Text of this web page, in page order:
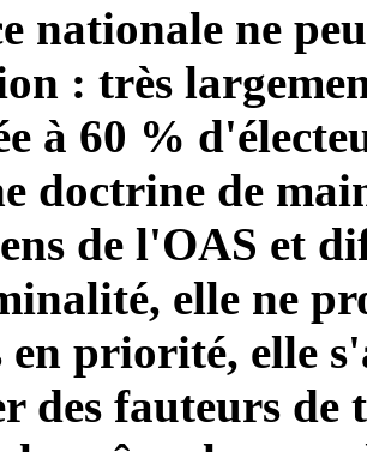
nationale ne
: très
à 60 %
doctrine de
de l'OAS et
elle ne
en priorité, elle
des fauteurs de